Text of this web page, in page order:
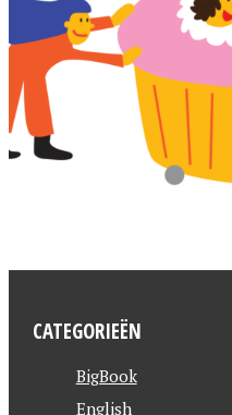
CATEGORIEËN
BigBook
English